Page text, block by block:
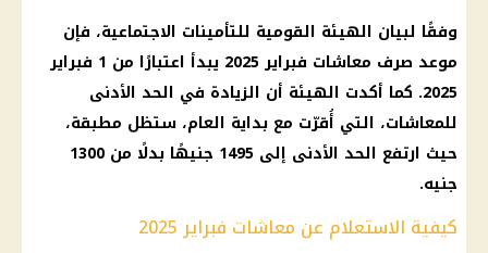
وفقًا لبيان الهيئة القومية للتأمينات الاجتماعية، فإن
موعد صرف معاشات
فبراير 2025 يبدأ اعتبارًا من 1 فبراير
2025. كما أكدت الهيئة أن الزيادة في الحد الأدنى
للمعاشات، التي أُقرّت مع بداية العام، ستظل مطبقة،
حيث ارتفع الحد الأدنى إلى 1495 جنيهًا بدلًا من 1300
جنيه.
كيفية الاستعلام عن معاشات فبراير 2025